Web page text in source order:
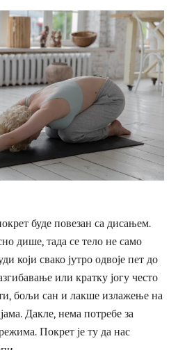
буде повезан са дисањем.
дише, тада се тело не само
који свако јутро одвоје пет до
или кратку јогу често
бољи сан и лакше излажење на
Дакле, нема потребе за
Покрет је ту да нас